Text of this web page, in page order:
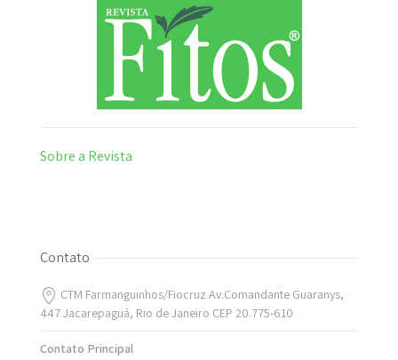
Sobre a Revista
Contato
CTM Farmanguinhos/Fiocruz Av.Comandante Guaranys,
447 Jacarepaguá, Rio de Janeiro CEP 20.775-610
Contato Principal